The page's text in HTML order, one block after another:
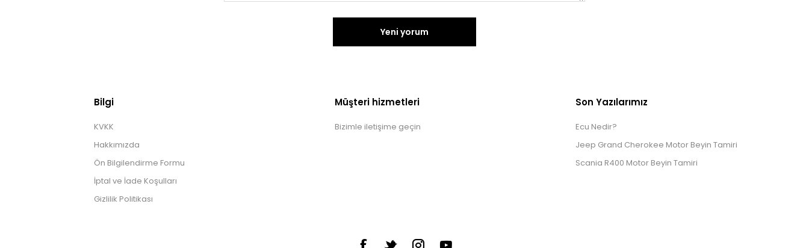
Yeni yorum
Bilgi
KVKK
Hakkımızda
Ön Bilgilendirme Formu
İptal ve İade Koşulları
Gizlilik Politikası
Müşteri hizmetleri
Bizimle iletişime geçin
Son Yazılarımız
Ecu Nedir?
Jeep Grand Cherokee Motor Beyin Tamiri
Scania R400 Motor Beyin Tamiri